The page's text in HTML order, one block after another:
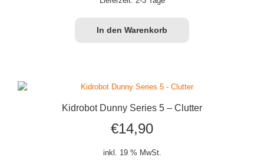
In den Warenkorb
Kidrobot Dunny Series 5 – Clutter
€14,90
inkl. 19 % MwSt.